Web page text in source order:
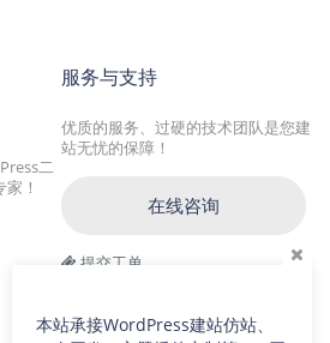
二
！
服务与支持
优质的服务、过硬的技术团队是您建
站无忧的保障！
在线咨询
提交工单
交流二群：64786792
本站承接WordPress建站仿站、